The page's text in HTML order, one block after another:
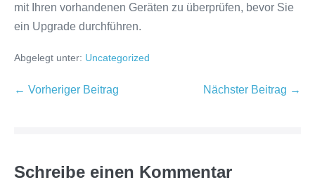
mit Ihren vorhandenen Geräten zu überprüfen, bevor Sie
ein Upgrade durchführen.
Abgelegt unter: Uncategorized
Beitragsnavigation
← Vorheriger Beitrag Nächster Beitrag →
Schreibe einen Kommentar